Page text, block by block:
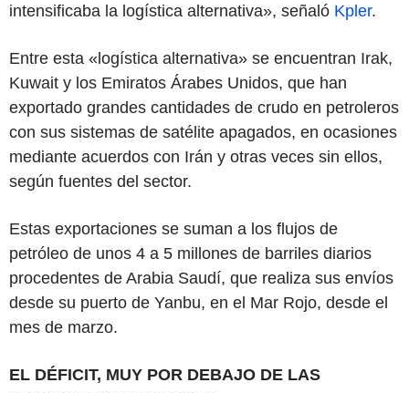
intensificaba la logística alternativa», señaló Kpler.
Entre esta «logística alternativa» se encuentran Irak,
Kuwait y los Emiratos Árabes Unidos, que han
exportado grandes cantidades de crudo en petroleros
con sus sistemas de satélite apagados, en ocasiones
mediante acuerdos con Irán y otras veces sin ellos,
según fuentes del sector.
Estas exportaciones se suman a los flujos de
petróleo de unos 4 a 5 millones de barriles diarios
procedentes de Arabia Saudí, que realiza sus envíos
desde su puerto de Yanbu, en el Mar Rojo, desde el
mes de marzo.
EL DÉFICIT, MUY POR DEBAJO DE LAS